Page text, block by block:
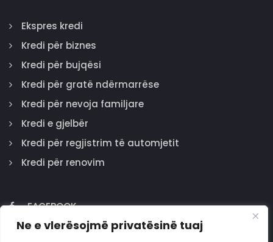
Ne e vlerësojmë privatësinë tuaj
Ekspres kredi
Kredi për biznes
Kredi për bujqësi
Kredi për gratë ndërmarrëse
Kredi për nevoja familjare
Kredi e gjelbër
Kredi për regjistrim të automjetit
Kredi për renovim
FACEBOOK
GOOGLE